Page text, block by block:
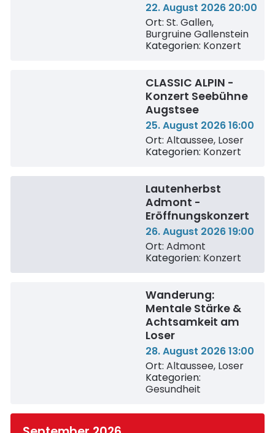
22. August 2026 20:00
Ort:St. Gallen,
Burgruine Gallenstein
Kategorien: Konzert
CLASSIC ALPIN -
Konzert Seebühne
Augstsee
25. August 2026 16:00
Ort:Altaussee, Loser
Kategorien: Konzert
Lautenherbst
Admont -
Eröffnungskonzert
26. August 2026 19:00
Ort:Admont
Kategorien: Konzert
Wanderung:
Mentale Stärke &
Achtsamkeit am
Loser
28. August 2026 13:00
Ort:Altaussee, Loser
Kategorien:
Gesundheit